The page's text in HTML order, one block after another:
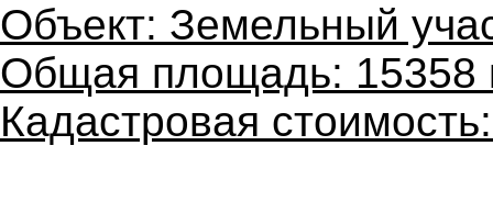
Объект: Земельный
Общая площадь: 15358
Кадастровая